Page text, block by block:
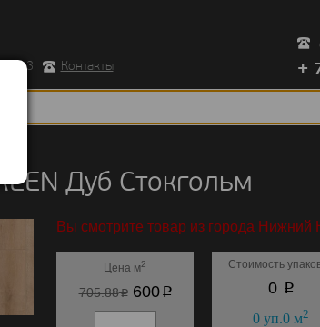
3
Контакты
+
Дуб Стокгольм
Вы смотрите товар из города Нижний
Цена м2
705.88p600p
Стоимость
0 p
0уп.0м2